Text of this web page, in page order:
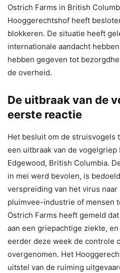
Ostrich Farms in British
Hooggerechtshof heeft
blokkeren. De situatie heeft
internationale aandacht
hebben gegeven tot
de overheid.
De uitbraak van de
eerste reactie
Het besluit om de struisvogels
een uitbraak van de
Edgewood, British Columbia.
in mei werd bevolen, is
verspreiding van het virus
pluimvee-industrie of mensen
Ostrich Farms heeft gemeld
aan een griepachtige ziekte,
eerder deze week de controle
overgenomen. Het
uitstel van de ruiming